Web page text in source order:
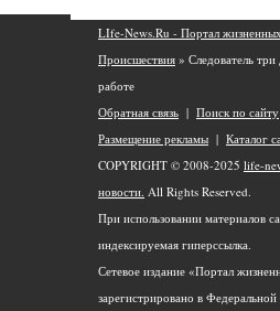
LIfe-News.Ru - Портал
Происшествия » Следователь
работе
Обратная связь | Поиск по сайту
Размещение рекламы | Каталог
COPYRIGHT © 2008-2025 life-
новости. All Rights Reserved.
При использовании материалов
индексируемая гиперссылка.
Сетевое издание «Портал
зарегистрировано в